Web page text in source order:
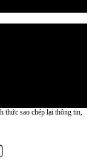
thức sao chép lại thông tin,